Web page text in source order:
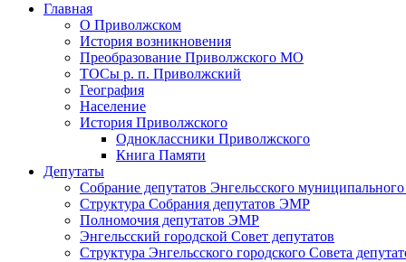
Главная
О Приволжском
История возникновения
Преобразование Приволжского МО
ТОСы р. п. Приволжский
География
Население
История Приволжского
Одноклассники Приволжского
Книга Памяти
Депутаты
Собрание депутатов Энгельсского
Структура Собрания депутатов ЭМР
Полномочия депутатов ЭМР
Энгельсский городской Совет депутатов
Структура Энгельсского городского Совета